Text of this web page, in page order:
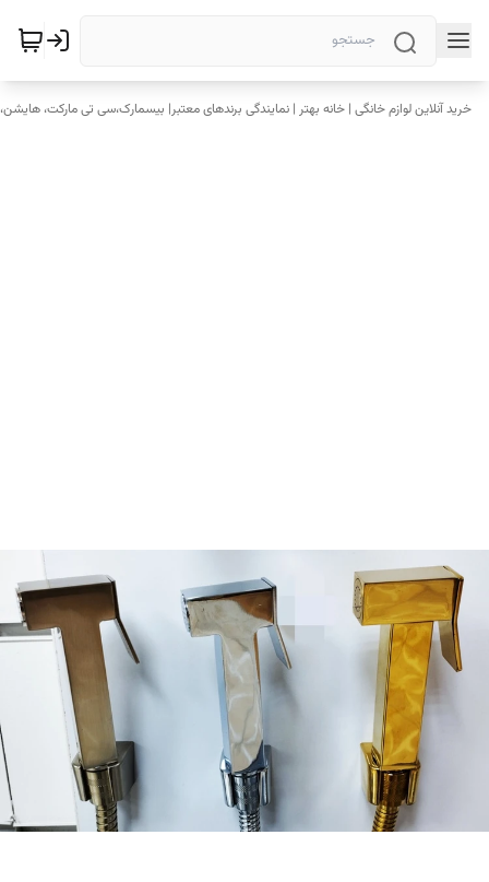
خرید آنلاین لوازم خانگی | خانه بهتر | نمایندگی برندهای معتبر| بیسمارک،سی تی مارکت،